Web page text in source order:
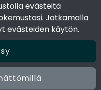
evästeitä
Jatkamalla
evästeiden käytön.